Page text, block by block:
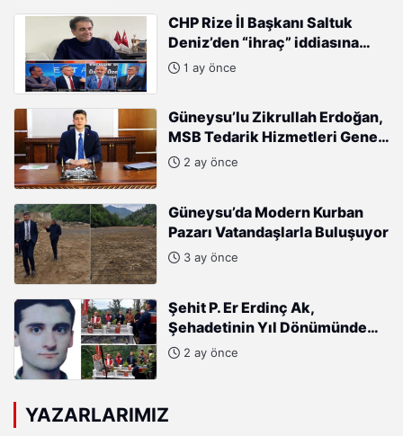
CHP Rize İl Başkanı Saltuk
Deniz’den “ihraç” iddiasına
sert tepki: “Kararları Sinan
1 ay önce
Güneysu’lu Zikrullah Erdoğan,
MSB Tedarik Hizmetleri Genel
Müdürlüğü’ne atandı.
2 ay önce
Güneysu’da Modern Kurban
Pazarı Vatandaşlarla Buluşuyor
3 ay önce
Şehit P. Er Erdinç Ak,
Şehadetinin Yıl Dönümünde
Kabri Başında Anıldı
2 ay önce
YAZARLARIMIZ